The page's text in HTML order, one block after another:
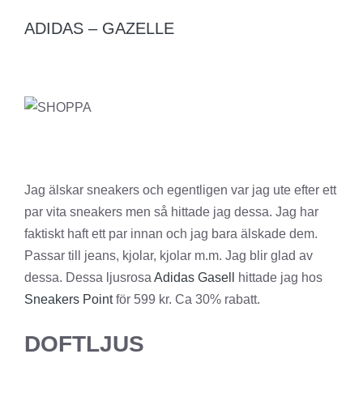
ADIDAS – GAZELLE
Jag älskar sneakers och egentligen var jag ute efter ett
par vita sneakers men så hittade jag dessa. Jag har
faktiskt haft ett par innan och jag bara älskade dem.
Passar till jeans, kjolar, kjolar m.m. Jag blir glad av
dessa. Dessa ljusrosa Adidas Gasell
hittade jag hos
Sneakers Pointför 599 kr. Ca 30% rabatt.
DOFTLJUS